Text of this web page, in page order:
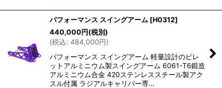
パフォーマンス スイングアーム [H0312]
440,000円(税別)
(税込: 484,000円)
パフォーマンス スイングアーム 軽量設計のビレ
ットアルミニウム製スイングアーム 6061-T6鍛造
アルミニウム合金 420ステンレススチール製アク
スル付属 ラジアルキャリパー専…